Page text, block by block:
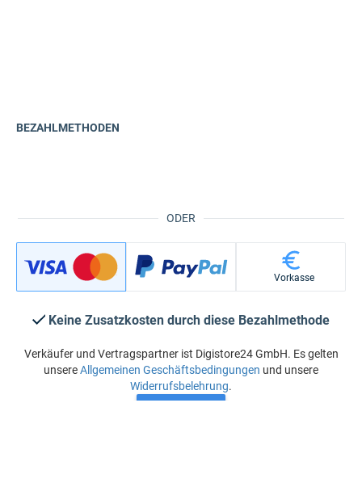
ODER
BEZAHLMETHODEN
Vorkasse
Keine Zusatzkosten durch diese Bezahlmethode
Verkäufer und Vertragspartner ist Digistore24 GmbH. Es gelten
unsereAllgemeinen Geschäftsbedingungen und unsere
Widerrufsbelehrung.